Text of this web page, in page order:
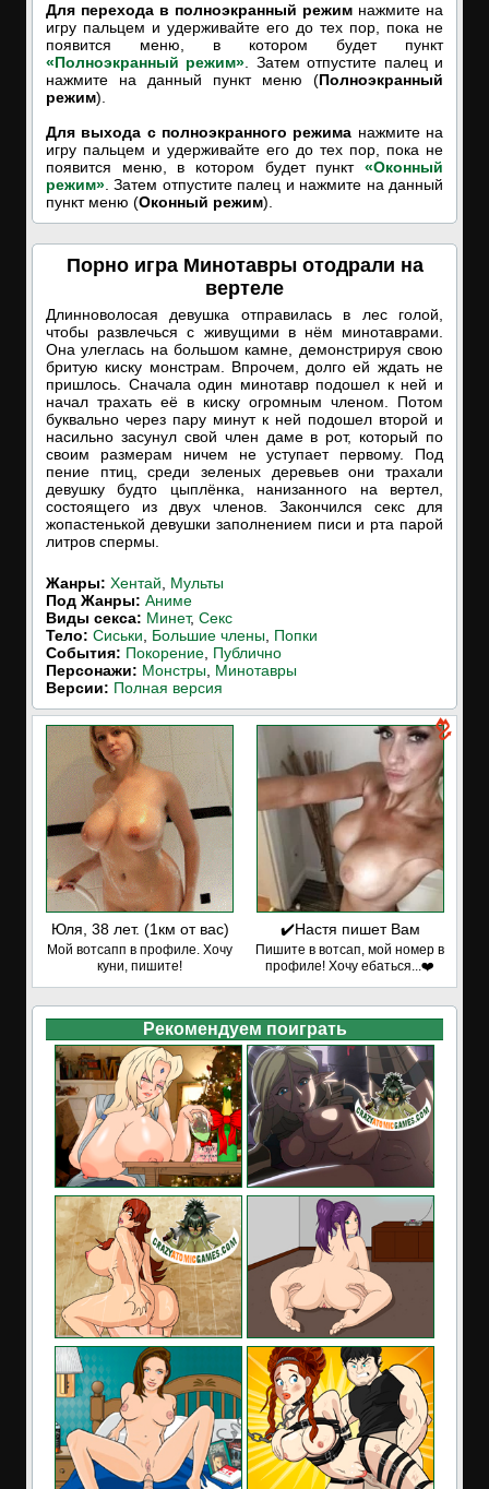
Для перехода в полноэкранный режим нажмите на
игру пальцем и удерживайте его до тех пор, пока не
появится меню, в котором будет пункт
«Полноэкранный режим» . Затем отпустите палец и
нажмите на данный пункт меню (Полноэкранный
режим).
Для выхода с полноэкранного режима нажмите на
игру пальцем и удерживайте его до тех пор, пока не
появится меню, в котором будет пункт «Оконный
режим» . Затем отпустите палец и нажмите на данный
пункт меню (Оконный режим).
Порно игра Минотавры отодрали на
вертеле
Длинноволосая девушка отправилась в лес голой,
чтобы развлечься с живущими в нём минотаврами.
Она улеглась на большом камне, демонстрируя свою
бритую киску монстрам. Впрочем, долго ей ждать не
пришлось. Сначала один минотавр подошел к ней и
начал трахать её в киску огромным членом. Потом
буквально через пару минут к ней подошел второй и
насильно засунул свой член даме в рот, который по
своим размерам ничем не уступает первому. Под
пение птиц, среди зеленых деревьев они трахали
девушку будто цыплёнка, нанизанного на вертел,
состоящего из двух членов. Закончился секс для
жопастенькой девушки заполнением писи и рта парой
литров спермы.
Жанры: Хентай
Мульты
Под Жанры: Аниме
Виды секса: Минет, Секс
Тело: Сиськи Большие члены Попки
События: Покорение Публично
Персонажи: Монстры Минотавры
Версии: Полная версия
Юля, 38 лет. (1км от вас)
Мой вотсапп в профиле. Хочу
куни, пишите!
✔️Настя пишет Вам
Пишите в вотсап, мой номер в
профиле! Хочу ебаться...❤️
Рекомендуем поиграть